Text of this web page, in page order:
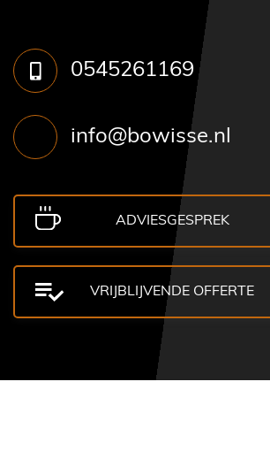
0545261169
info@bowisse.nl
ADVIESGESPREK
VRIJBLIJVENDE OFFERTE